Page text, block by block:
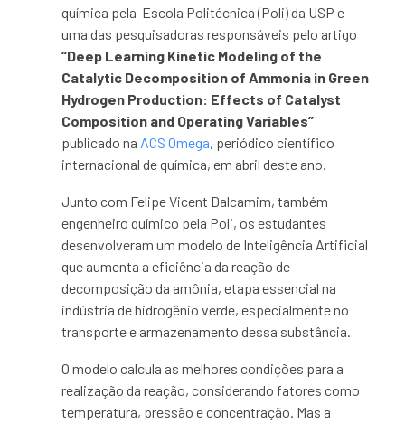
química pela Escola Politécnica (Poli) da USP e
uma das pesquisadoras responsáveis pelo artigo
“Deep Learning Kinetic Modeling of the
Catalytic Decomposition of Ammonia in Green
Hydrogen Production: Effects of Catalyst
Composition and Operating Variables”
publicado na ACS Omega, periódico científico
internacional de química, em abril deste ano.
Junto com Felipe Vicent Dalcamim, também
engenheiro químico pela Poli, os estudantes
desenvolveram um modelo de Inteligência Artificial
que aumenta a eficiência da reação de
decomposição da amônia, etapa essencial na
indústria de hidrogênio verde, especialmente no
transporte e armazenamento dessa substância.
O modelo calcula as melhores condições para a
realização da reação, considerando fatores como
temperatura, pressão e concentração. Mas a